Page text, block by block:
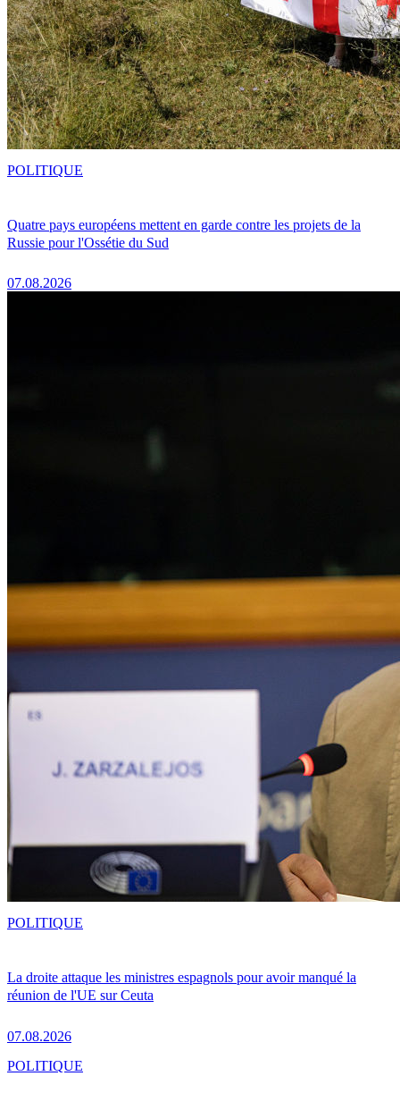
Quatre pays européens mettent en garde contre les projets de la
Russie pour l'Ossétie du Sud
07.08.2026
POLITIQUE
La droite attaque les ministres espagnols pour avoir manqué la
réunion de l'UE sur Ceuta
07.08.2026
POLITIQUE
POLITIQUE